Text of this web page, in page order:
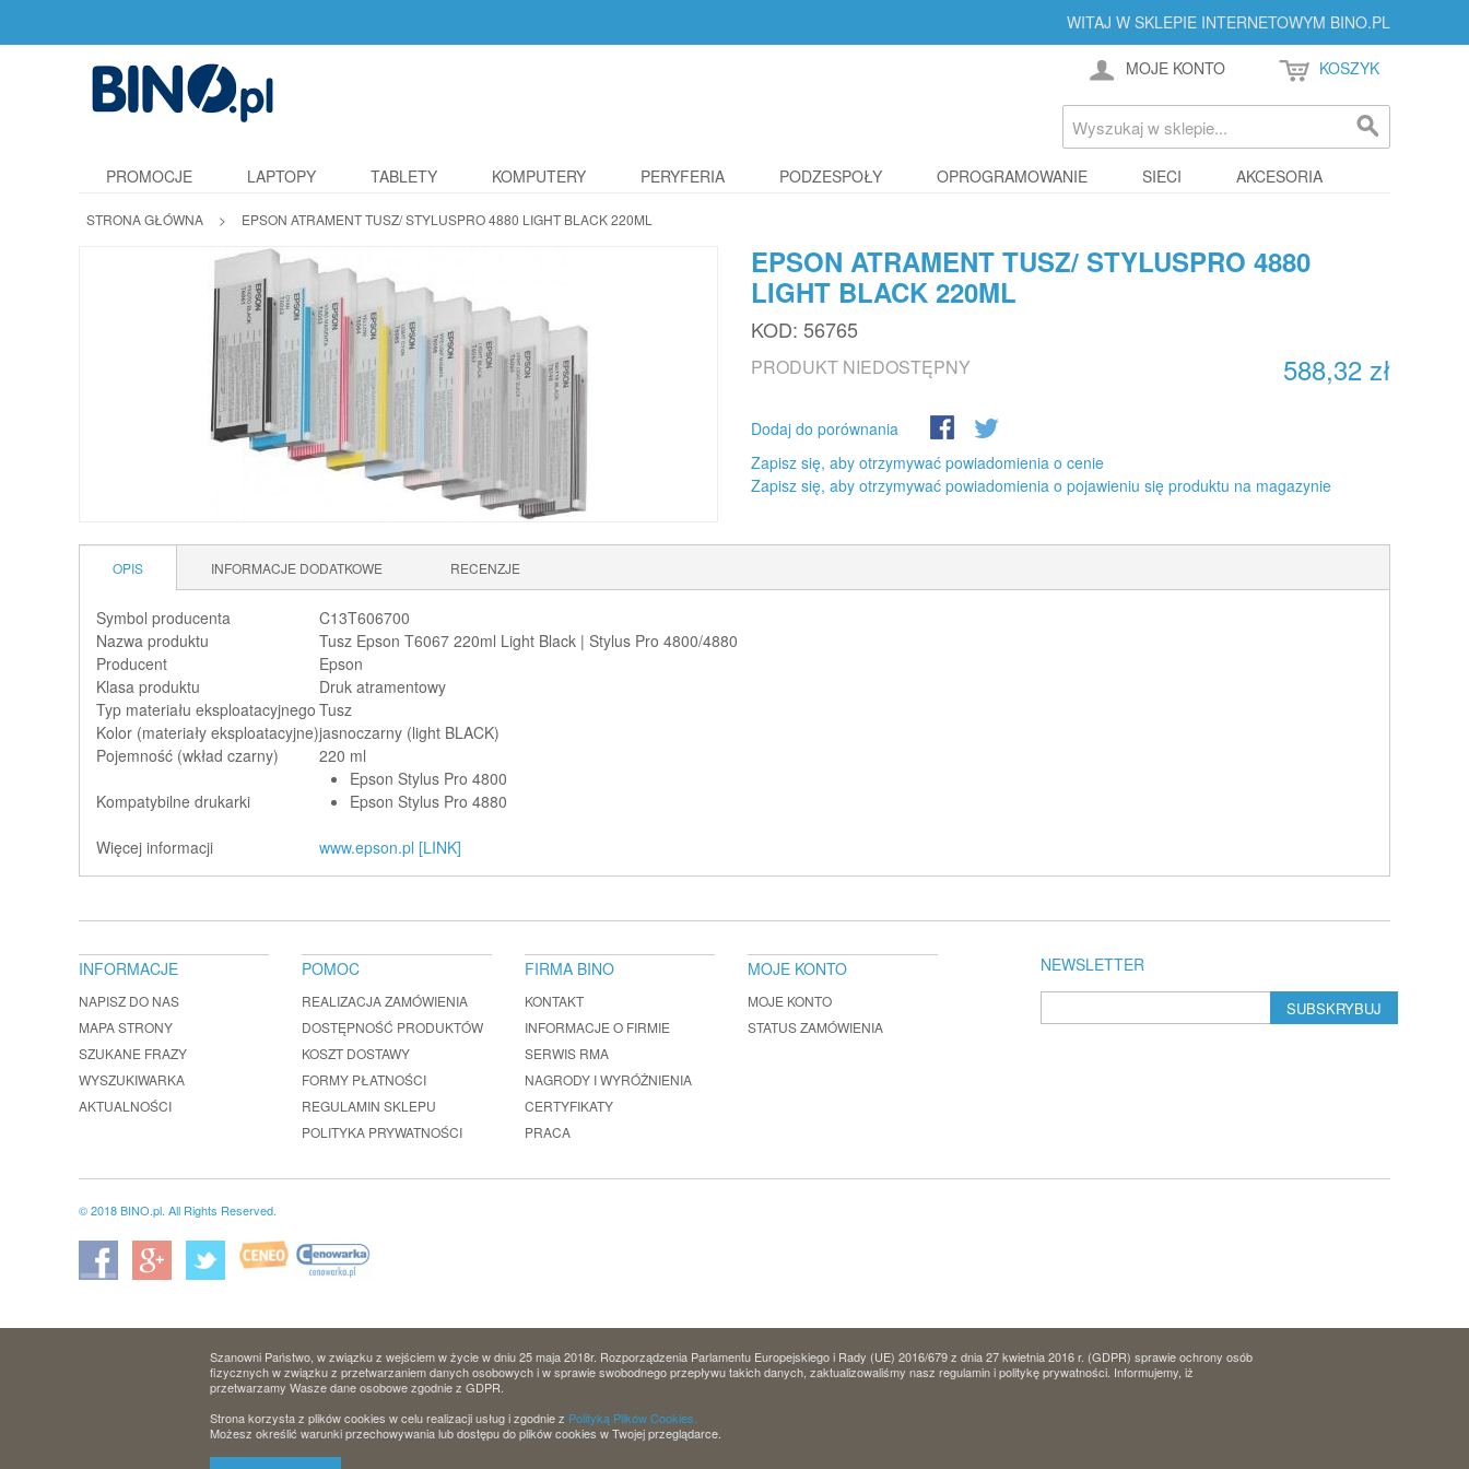
WITAJ W SKLEPIE INTERNETOWYM BINO.PL
MOJE KONTO KOSZYK
PROMOCJE LAPTOPY TABLETY KOMPUTERY PERYFERIA PODZESPOŁY OPROGRAMOWANIE SIECI AKCESORIA
STRONA GŁÓWNA > EPSON ATRAMENT TUSZ/ STYLUSPRO 4880 LIGHT BLACK 220ML
EPSON ATRAMENT TUSZ/ STYLUSPRO 4880
LIGHT BLACK 220ML
KOD: 56765
588,32 zł
PRODUKT NIEDOSTĘPNY
Dodaj do porównania
Zapisz się, aby otrzymywać powiadomienia o cenie
Zapisz się, aby otrzymywać powiadomienia o pojawieniu się produktu na magazynie
OPIS INFORMACJE DODATKOWE RECENZJE
Symbol producenta
C13T606700
Nazwa produktu
Tusz Epson T6067 220ml Light Black | Stylus Pro 4800/4880
Producent
Epson
Klasa produktu
Druk atramentowy
Typ materiału eksploatacyjnego Tusz
Kolor (materiały eksploatacyjne)jasnoczarny (light BLACK)
Pojemność (wkład czarny)
220 ml
Kompatybilne drukarki
Epson Stylus Pro 4800
Epson Stylus Pro 4880
Więcej informacji www.epson.pl [LINK]
NEWSLETTER
SUBSKRYBUJ
INFORMACJE
NAPISZ DO NAS
MAPA STRONY
SZUKANE FRAZY
WYSZUKIWARKA
AKTUALNOŚCI
POMOC
REALIZACJA ZAMÓWIENIA
DOSTĘPNOŚĆ PRODUKTÓW
KOSZT DOSTAWY
FORMY PŁATNOŚCI
REGULAMIN SKLEPU
POLITYKA PRYWATNOŚCI
FIRMA BINO
KONTAKT
INFORMACJE O FIRMIE
SERWIS RMA
NAGRODY I WYRÓŻNIENIA
CERTYFIKATY
PRACA
MOJE KONTO
MOJE KONTO
STATUS ZAMÓWIENIA
© 2018 BINO.pl. All Rights Reserved.
Szanowni Państwo, w związku z wejściem w życie w dniu 25 maja 2018r. Rozporządzenia Parlamentu Europejskiego i Rady (UE) 2016/679 z dnia 27 kwietnia 2016 r. (GDPR) sprawie ochrony osób
fizycznych w związku z przetwarzaniem danych osobowych i w sprawie swobodnego przepływu takich danych, zaktualizowaliśmy nasz regulamin i politykę prywatności. Informujemy, iż
przetwarzamy Wasze dane osobowe zgodnie z GDPR.
Strona korzysta z plików cookies w celu realizacji usług i zgodnie z Polityką Plików Cookies.
Możesz określić warunki przechowywania lub dostępu do plików cookies w Twojej przeglądarce.